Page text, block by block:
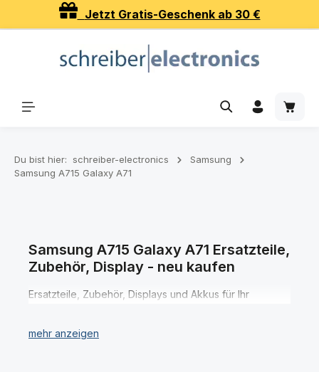
Zum Hauptinhalt springenJetzt Gratis-Geschenk ab 30 €
Du bist hier: schreiber-electronics
Samsung
Samsung A715 Galaxy A71
Samsung A715 Galaxy A71 Ersatzteile,
Zubehör, Display - neu kaufen
Ersatzteile, Zubehör, Displays und Akkus für Ihr